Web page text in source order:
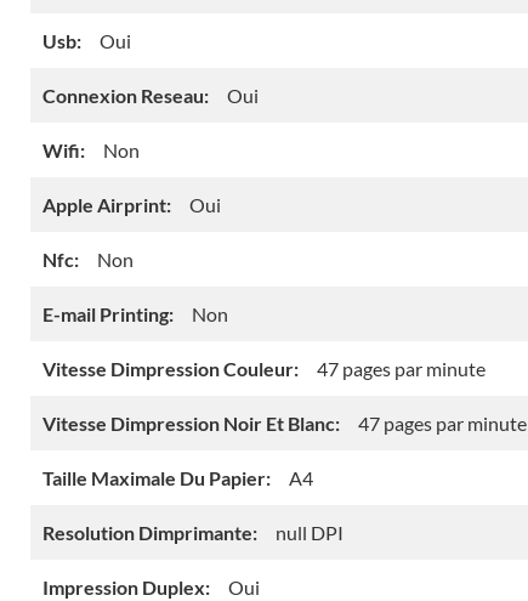
Usb: Oui
Connexion Reseau: Oui
Wifi: Non
Apple Airprint: Oui
Nfc: Non
E-mail Printing: Non
Vitesse Dimpression Couleur: 47 pages par minute
Vitesse Dimpression Noir Et Blanc: 47 pages par minute
Taille Maximale Du Papier: A4
Resolution Dimprimante: null DPI
Impression Duplex: Oui